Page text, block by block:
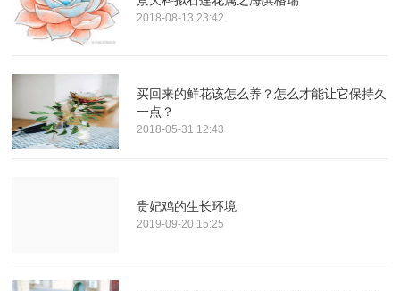
2018-08-13 23:42
买回来的鲜花该怎么养？怎么才能让它保持久
一点？
2018-05-31 12:43
贵妃鸡的生长环境
2019-09-20 15:25